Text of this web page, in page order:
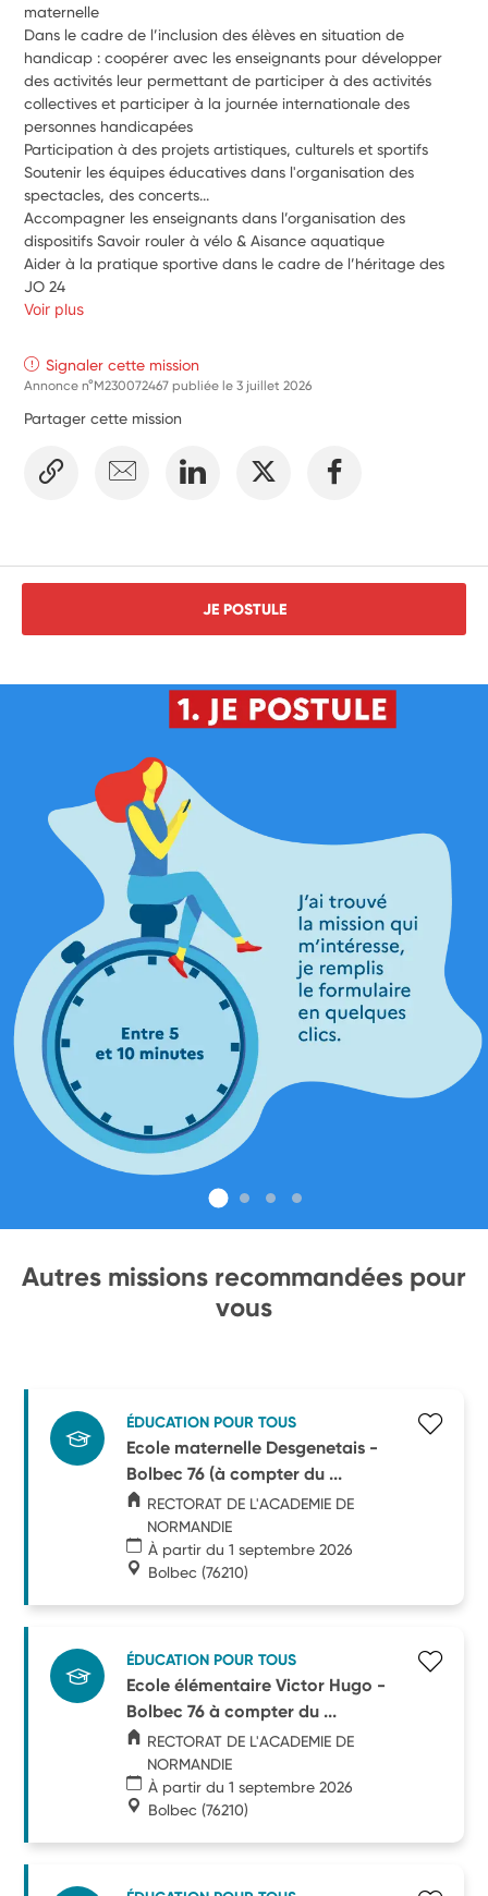
Dans le cadre de l’inclusion des élèves en situation de
handicap : coopérer avec les enseignants pour développer
des activités leur permettant de participer à des activités
collectives et participer à la journée internationale des
personnes handicapées
Participation à des projets artistiques, culturels et sportifs
Soutenir les équipes éducatives dans l'organisation des
spectacles, des concerts...
Accompagner les enseignants dans l’organisation des
dispositifs Savoir rouler à vélo & Aisance aquatique
Aider à la pratique sportive dans le cadre de l’héritage des
JO 24
Voir plus
Signaler cette mission
Annonce n°M230072467 publiée le3 juillet 2026
Partager cette mission
JE POSTULE
Autres missions recommandées pour
vous
ÉDUCATION POUR TOUS
Ecole maternelle Desgenetais -
Bolbec 76 (à compter du ...
RECTORAT DE L'ACADEMIE DE
NORMANDIE
À partir du 1 septembre 2026
Bolbec (76210)
ÉDUCATION POUR TOUS
Ecole élémentaire Victor Hugo -
Bolbec 76 à compter du ...
RECTORAT DE L'ACADEMIE DE
NORMANDIE
À partir du 1 septembre 2026
Bolbec (76210)